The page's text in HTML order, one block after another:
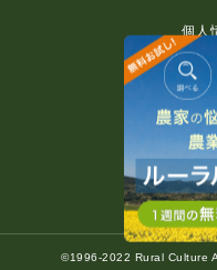
個人
著
©1996-2022 Rural Culture